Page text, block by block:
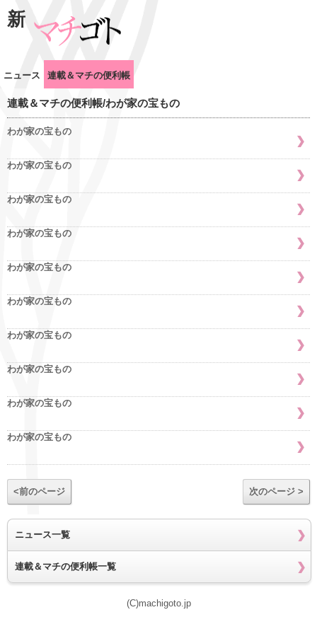
新
ニュース 連載＆マチの便利帳
連載＆マチの便利帳/わが家の宝もの
わが家の宝もの
わが家の宝もの
わが家の宝もの
わが家の宝もの
わが家の宝もの
わが家の宝もの
わが家の宝もの
わが家の宝もの
わが家の宝もの
わが家の宝もの
<前のページ 次のページ >
ニュース一覧
連載＆マチの便利帳一覧
(C)machigoto.jp